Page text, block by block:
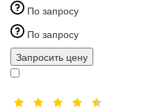
По запросу
По запросу
Запросить цену